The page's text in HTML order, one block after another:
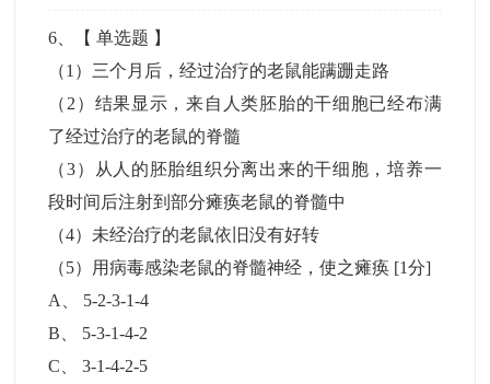
6 、【单选题 】
（1）三个月后，经过治疗的老鼠能蹒跚走路
（2）结果显示，来自人类胚胎的干细胞已经布满
了经过治疗的老鼠的脊髓
（3）从人的胚胎组织分离出来的干细胞，培养一
段时间后注射到部分瘫痪老鼠的脊髓中
（4）未经治疗的老鼠依旧没有好转
（5）用病毒感染老鼠的脊髓神经，使之瘫痪 [1分]
A
5-2-3-1-4
B
5-3-1-4-2
C 、3-1-4-2-5